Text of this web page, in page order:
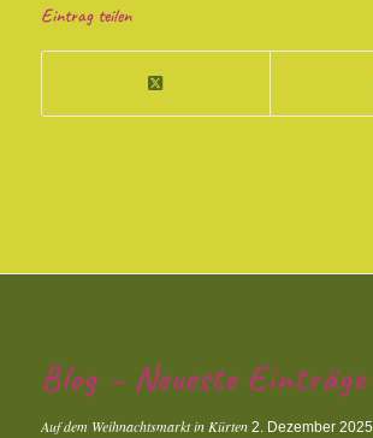
Eintrag teilen
Blog – Neueste Einträge
Auf dem Weihnachtsmarkt in Kürten 2. Dezember 2025